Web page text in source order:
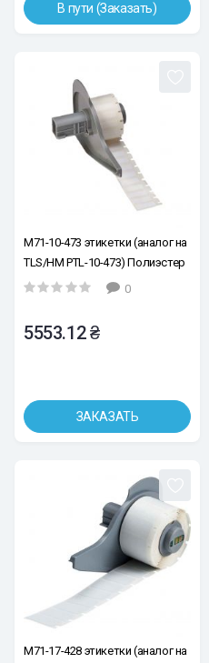
В пути (Заказать)
M71-10-473 этикетки (аналог на
TLS/HM PTL-10-473) Полиэстер
с антистатическим адгезивом
0
5553.12 ₴
ЗАКАЗАТЬ
M71-17-428 этикетки (аналог на